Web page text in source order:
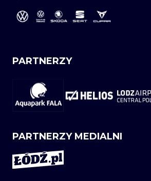
PARTNERZY
PARTNERZY MEDIALNI